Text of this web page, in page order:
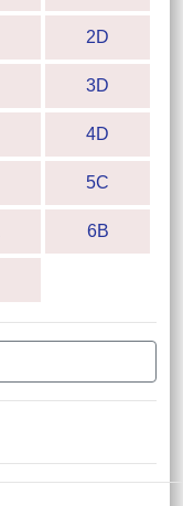
2D
3D
4D
5C
6B